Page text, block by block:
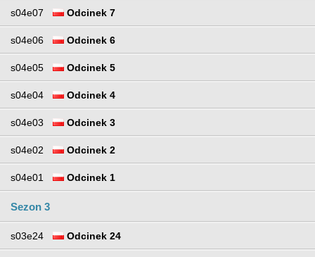
s04e07 Odcinek 7
s04e06 Odcinek 6
s04e05 Odcinek 5
s04e04 Odcinek 4
s04e03 Odcinek 3
s04e02 Odcinek 2
s04e01 Odcinek 1
Sezon 3
s03e24 Odcinek 24